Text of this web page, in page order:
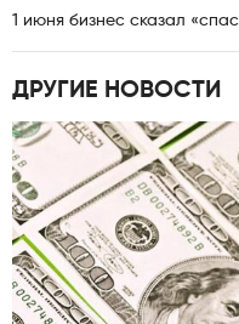
1 июня бизнес сказал
ДРУГИЕ НОВОСТИ